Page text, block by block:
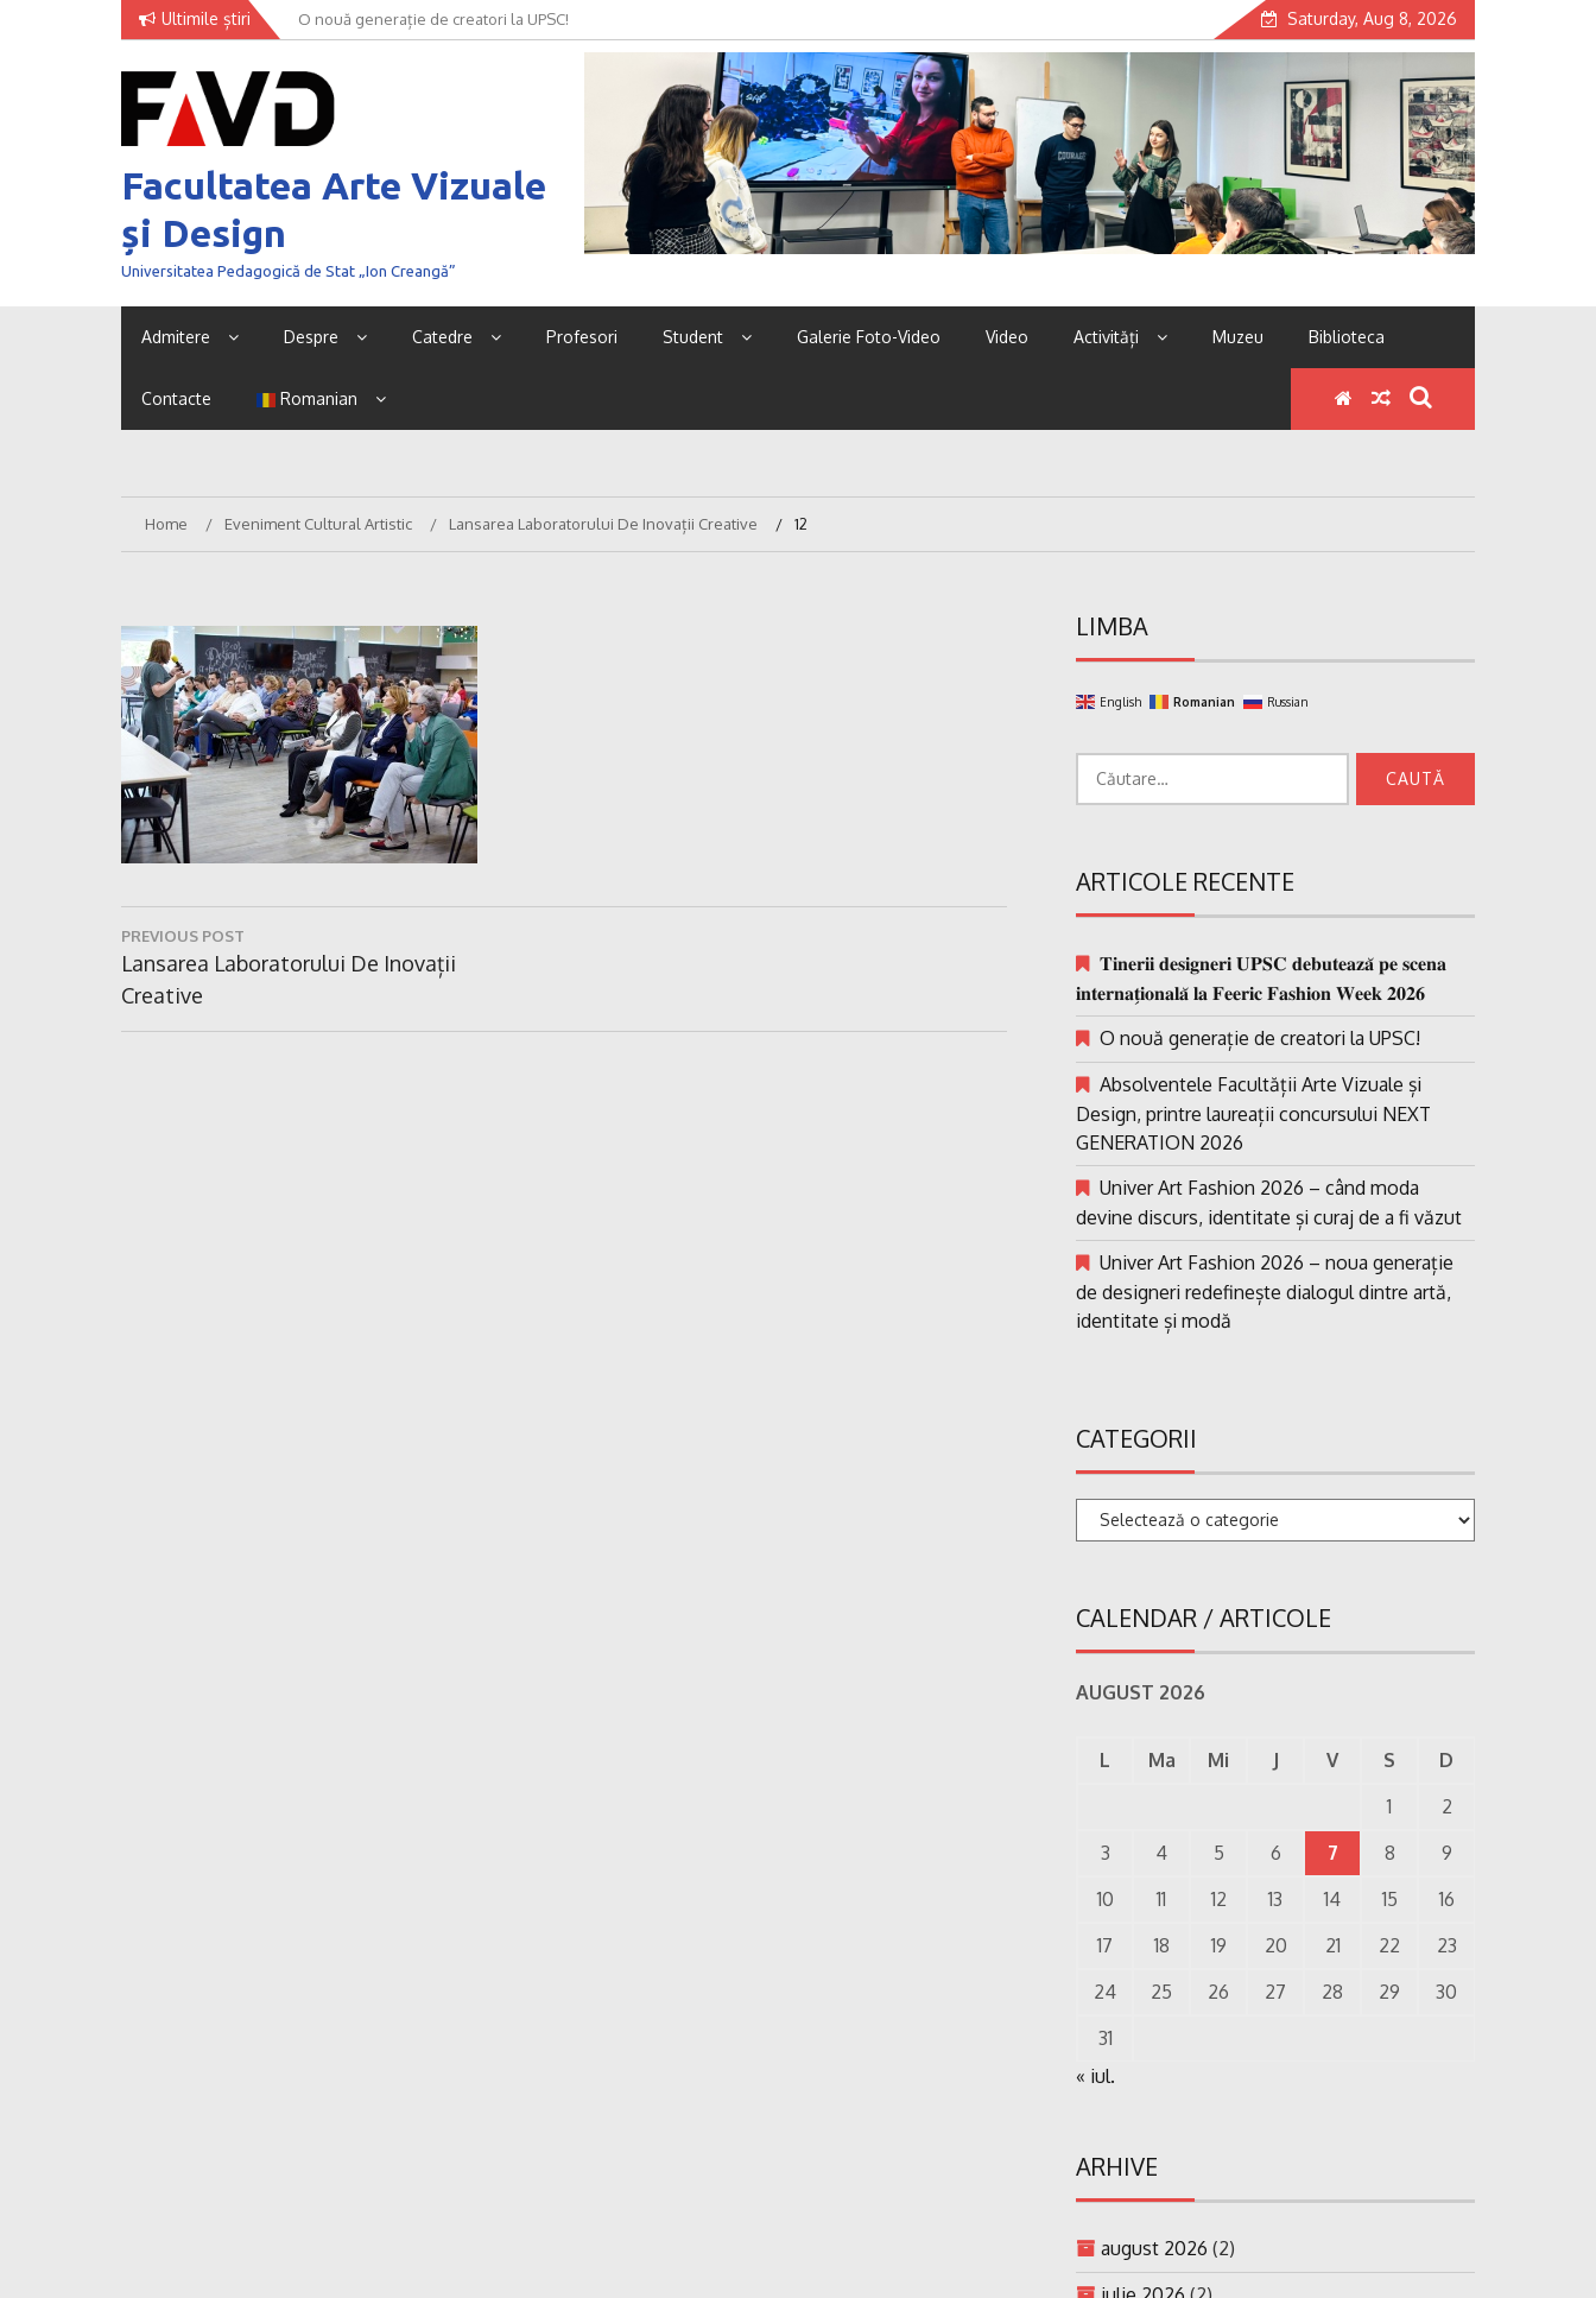
Ultimile știri O nouă generație de creatori la UPSC! Saturday, Aug 8, 2026
Facultatea Arte Vizuale
și Design
Universitatea Pedagogică de Stat „Ion Creangă”
Admitere Despre Catedre Profesori Student Galerie Foto-Video Video Activități Muzeu Biblioteca
Contacte Romanian
Home Eveniment Cultural Artistic Lansarea Laboratorului De Inovații Creative 12
Navigare
în
articole
PREVIOUS POST
Previous
Post:
Lansarea Laboratorului De Inovații
Creative
LIMBA
English Romanian Russian
ARTICOLE RECENTE
𝐓𝐢𝐧𝐞𝐫𝐢𝐢 𝐝𝐞𝐬𝐢𝐠𝐧𝐞𝐫𝐢 𝐔𝐏𝐒𝐂 𝐝𝐞𝐛𝐮𝐭𝐞𝐚𝐳𝐚̆ 𝐩𝐞 𝐬𝐜𝐞𝐧𝐚
𝐢𝐧𝐭𝐞𝐫𝐧𝐚𝐭̗𝐢𝐨𝐧𝐚𝐥𝐚̆ 𝐥𝐚 𝐅𝐞𝐞𝐫𝐢𝐜 𝐅𝐚𝐬𝐡𝐢𝐨𝐧 𝐖𝐞𝐞𝐤 𝟐𝟎𝟐𝟔
O nouă generație de creatori la UPSC!
Absolventele Facultății Arte Vizuale și
Design, printre laureații concursului NEXT
GENERATION 2026
Univer Art Fashion 2026 – când moda
devine discurs, identitate și curaj de a fi văzut
Univer Art Fashion 2026 – noua generație
de designeri redefinește dialogul dintre artă,
identitate și modă
CATEGORII
Categorii
CALENDAR / ARTICOLE
AUGUST 2026
L Ma Mi J V S
D
1
2
3
4 5 6 7 8
9
10
11 12 13 14 15
16
17
18 19 20 21 22
23
24
25 26 27 28 29
30
31
« iul.
ARHIVE
august 2026 (2)